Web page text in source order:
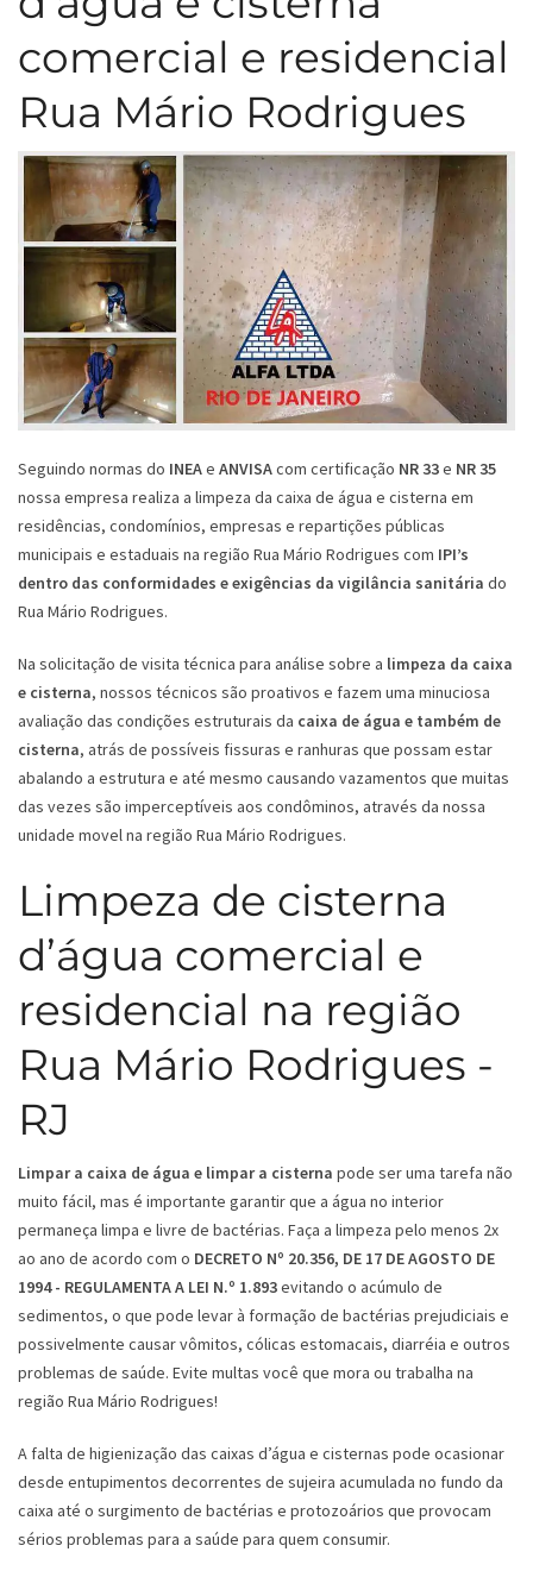
comercial e residencial
Rua Mário Rodrigues
Seguindo normas do INEAe ANVISAcom certificação NR 33e NR 35
nossa empresa realiza a limpeza da caixa de água e cisterna em
residências, condomínios, empresas e repartições públicas
municipais e estaduais na região Rua Mário Rodrigues com IPI’s
dentro das conformidades e exigências da vigilância sanitária do
Rua Mário Rodrigues.
Na solicitação de visita técnica para análise sobre a limpeza da caixa
e cisterna, nossos técnicos são proativos e fazem uma minuciosa
avaliação das condições estruturais da caixa de água e também de
cisterna, atrás de possíveis fissuras e ranhuras que possam estar
abalando a estrutura e até mesmo causando vazamentos que muitas
das vezes são imperceptíveis aos condôminos, através da nossa
unidade movel na região Rua Mário Rodrigues.
Limpeza de cisterna
d’água comercial e
residencial na região
Rua Mário Rodrigues -
RJ
Limpar a caixa de água e limpar a cisterna pode ser uma tarefa não
muito fácil, mas é importante garantir que a água no interior
permaneça limpa e livre de bactérias. Faça a limpeza pelo menos 2x
ao ano de acordo com o DECRETO Nº 20.356, DE 17 DE AGOSTO DE
1994 - REGULAMENTA A LEI N.º 1.893evitando o acúmulo de
sedimentos, o que pode levar à formação de bactérias prejudiciais e
possivelmente causar vômitos, cólicas estomacais, diarréia e outros
problemas de saúde. Evite multas você que mora ou trabalha na
região Rua Mário Rodrigues!
A falta de higienização das caixas d’água e cisternas pode ocasionar
desde entupimentos decorrentes de sujeira acumulada no fundo da
caixa até o surgimento de bactérias e protozoários que provocam
sérios problemas para a saúde para quem consumir.